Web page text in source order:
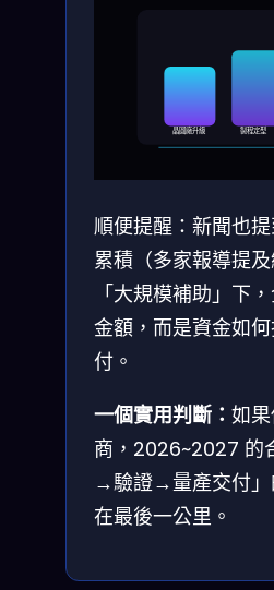
晶圓廠升級 製程定型
順便提醒：新聞也
累積（多家報導提
「大規模補助」下
金額，而是資金如
付。
一個實用判斷： 如
商，2026~2027 的
→驗證→量產交付」
在最後一公里。